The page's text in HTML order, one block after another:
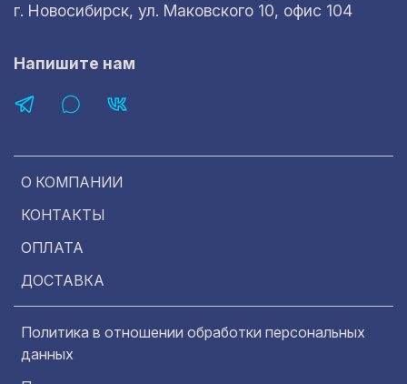
О КОМПАНИИ
КОНТАКТЫ
ОПЛАТА
ДОСТАВКА
Политика в отношении обработки персональных
данных
г. Новосибирск, ул. Маковского 10, офис 104
Напишите нам